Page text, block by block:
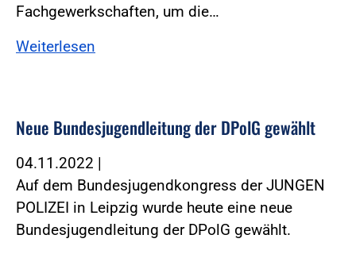
Fachgewerkschaften, um die…
Weiterlesen
Neue Bundesjugendleitung der DPolG gewählt
04.11.2022 |
Auf dem Bundesjugendkongress der JUNGEN
POLIZEI in Leipzig wurde heute eine neue
Bundesjugendleitung der DPolG gewählt.